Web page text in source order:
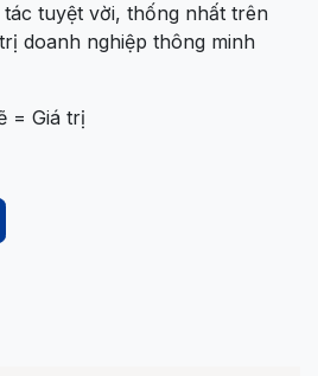
tuyệt vời, thống nhất trên
doanh nghiệp thông minh
= Giá trị